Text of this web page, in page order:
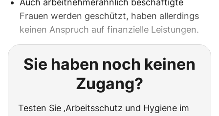
Auch arbeitnehmerähnlich beschäftigte
Frauen werden geschützt, haben allerdings
keinen Anspruch auf finanzielle Leistungen.
Sie haben noch keinen
Zugang?
Testen Sie ‚Arbeitsschutz und Hygiene im